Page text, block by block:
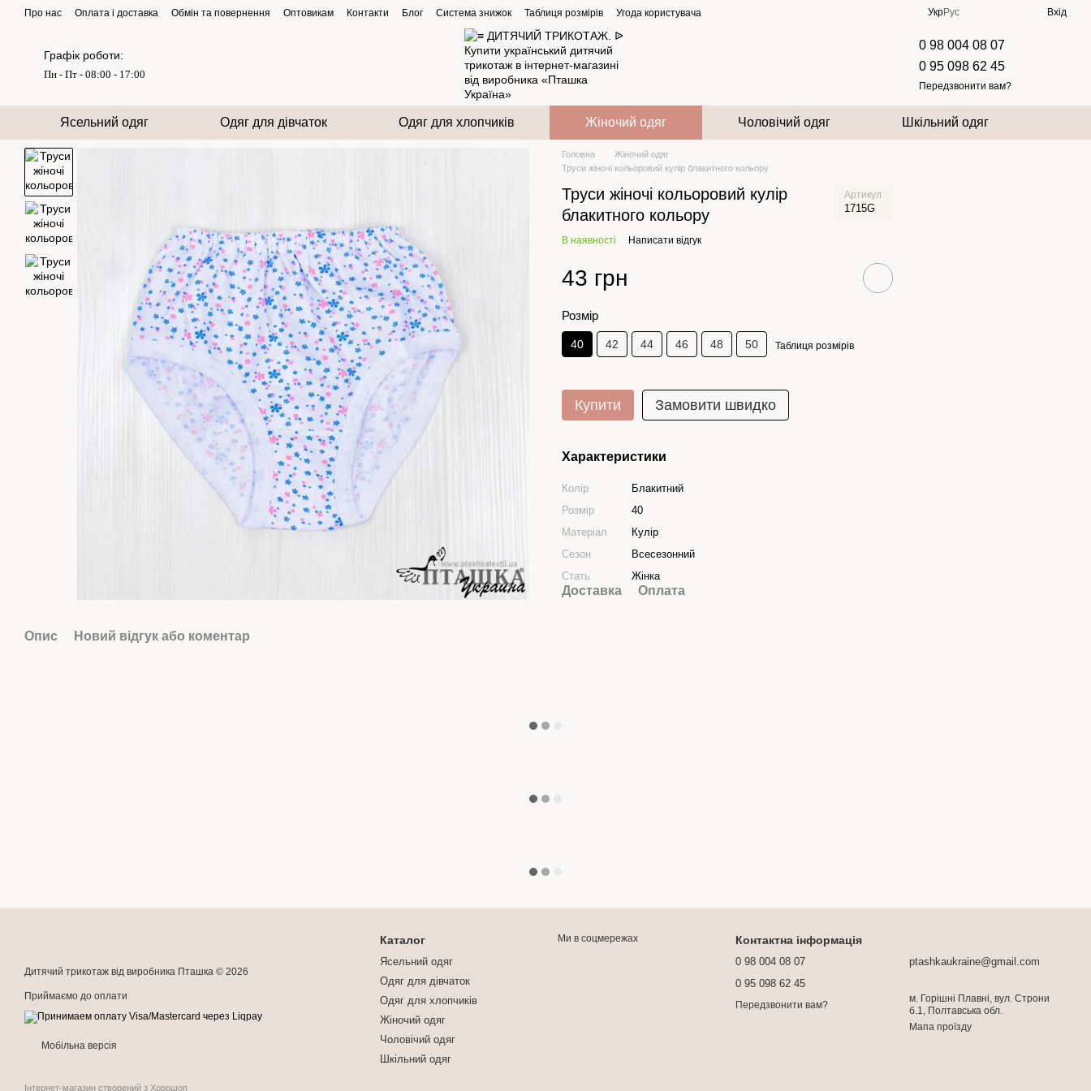
Перейти до основного контенту
Про нас Оплата і доставка Обмін та повернення Оптовикам Контакти Блог Система знижок Таблиця розмірів Угода користувача УкрРус Вхід
Графік роботи:
Пн - Пт - 08:00 - 17:00
0 98 004 08 07
0 95 098 62 45
Передзвонити вам?
Ясельний одяг Одяг для дівчаток Одяг для хлопчиків Жіночий одяг Чоловічий одяг Шкільний одяг
Опис Новий відгук або коментар
Головна
Жіночий одяг
Труси жіночі кольоровий кулір блакитного кольору
Труси жіночі кольоровий кулір
блакитного кольору
Артикул
1715G
В наявності Написати відгук
43 грн
Розмір
40 42 44 46 48 50 Таблиця розмірів
Купити Замовити швидко
Характеристики
Колір
Блакитний
Розмір
40
Матеріал
Кулір
Сезон
Всесезонний
Стать
Жінка
Доставка Оплата
Дитячий трикотаж від виробника Пташка © 2026
Приймаємо до оплати
Мобільна версія
Інтернет-магазин створений з Хорошоп
Каталог
Ясельний одяг
Одяг для дівчаток
Одяг для хлопчиків
Жіночий одяг
Чоловічий одяг
Шкільний одяг
Ми в соцмережах Контактна інформація
0 98 004 08 07
0 95 098 62 45
Передзвонити вам?
ptashkaukraine@gmail.com
м. Горішні Плавні, вул. Строни
б.1, Полтавська обл.
Мапа проїзду